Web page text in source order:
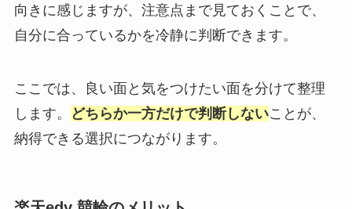
向きに感じますが、注意点まで見ておくことで、
自分に合っているかを冷静に判断できます。
ここでは、良い面と気をつけたい面を分けて整理
します。
どちらか一方だけで判断しないことが、
納得できる選択につながります。